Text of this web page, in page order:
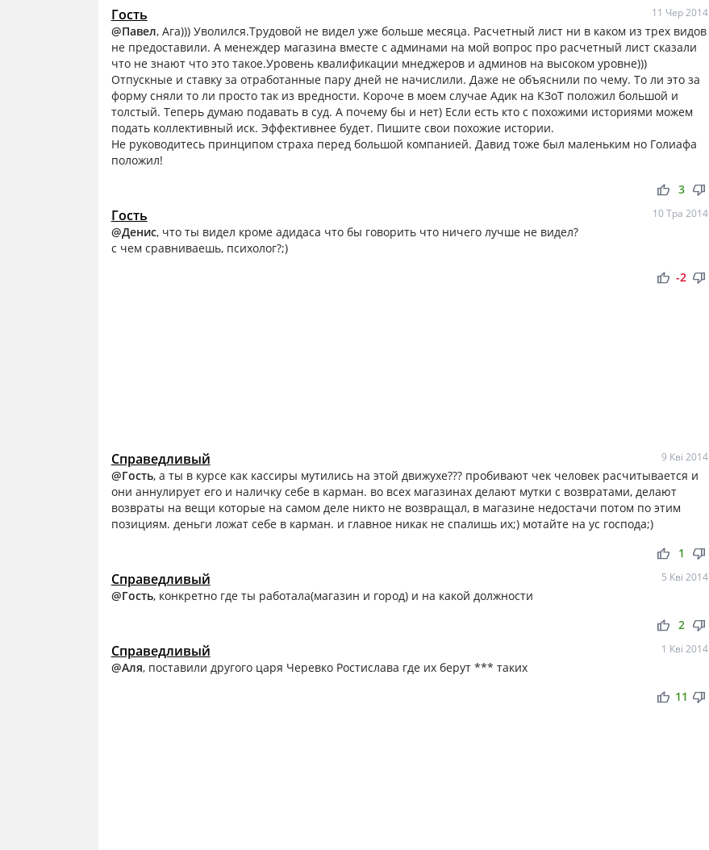
Гость 11 Чер 2014
@Павел, Ага))) Уволился.Трудовой не видел уже больше месяца. Расчетный лист ни в каком из трех видов
не предоставили. А менеждер магазина вместе с админами на мой вопрос про расчетный лист сказали
что не знают что это такое.Уровень квалификации мнеджеров и админов на высоком уровне)))
Отпускные и ставку за отработанные пару дней не начислили. Даже не объяснили по чему. То ли это за
форму сняли то ли просто так из вредности. Короче в моем случае Адик на КЗоТ положил большой и
толстый. Теперь думаю подавать в суд. А почему бы и нет) Если есть кто с похожими историями можем
подать коллективный иск. Эффективнее будет. Пишите свои похожие истории.
Не руководитесь принципом страха перед большой компанией. Давид тоже был маленьким но Голиафа
положил!
thumb_up thumb_down
3
Гость 10 Тра 2014
@Денис, что ты видел кроме адидаса что бы говорить что ничего лучше не видел?
с чем сравниваешь, психолог?;)
thumb_up thumb_down
-2
Справедливый 9 Кві 2014
@Гость, а ты в курсе как кассиры мутились на этой движухе??? пробивают чек человек расчитывается и
они аннулирует его и наличку себе в карман. во всех магазинах делают мутки с возвратами, делают
возвраты на вещи которые на самом деле никто не возвращал, в магазине недостачи потом по этим
позициям. деньги ложат себе в карман. и главное никак не спалишь их;) мотайте на ус господа;)
thumb_up thumb_down
1
Справедливый 5 Кві 2014
@Гость, конкретно где ты работала(магазин и город) и на какой должности
thumb_up thumb_down
2
Справедливый 1 Кві 2014
@Аля, поставили другого царя Черевко Ростислава где их берут *** таких
thumb_up thumb_down
11